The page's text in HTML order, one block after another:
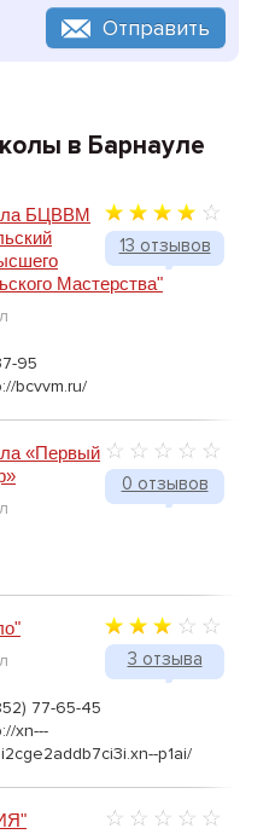
Отправить
в Барнауле
13 отзывов
БЦВВМ
Мастерства"
95
bcvvm.ru/
0 отзывов
«Первый
3 отзыва
77-65-45
xn---
p1ai/